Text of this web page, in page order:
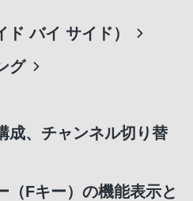
バイ サイド）
グ
成、チャンネル切り替
（Fキー）の機能表示と